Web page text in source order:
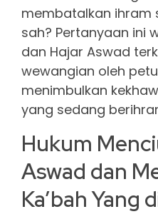
membatalkan ihram
sah? Pertanyaan ini
dan Hajar Aswad
wewangian oleh
menimbulkan
yang sedang
Hukum
Aswad dan
Ka’bah Yang